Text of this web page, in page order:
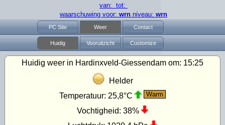
van: tot:
waarschuwing voor: wrn niveau: wrn
PC Site Weer Contact
Huidig Vooruitzicht Customize
Huidig weer in Hardinxveld-Giessendam om: 15:25
Helder
Temperatuur: 25,8°C Warm
Vochtigheid: 38%